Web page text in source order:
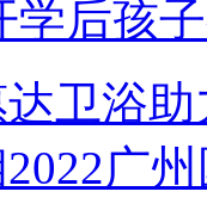
学后孩
卫浴
广